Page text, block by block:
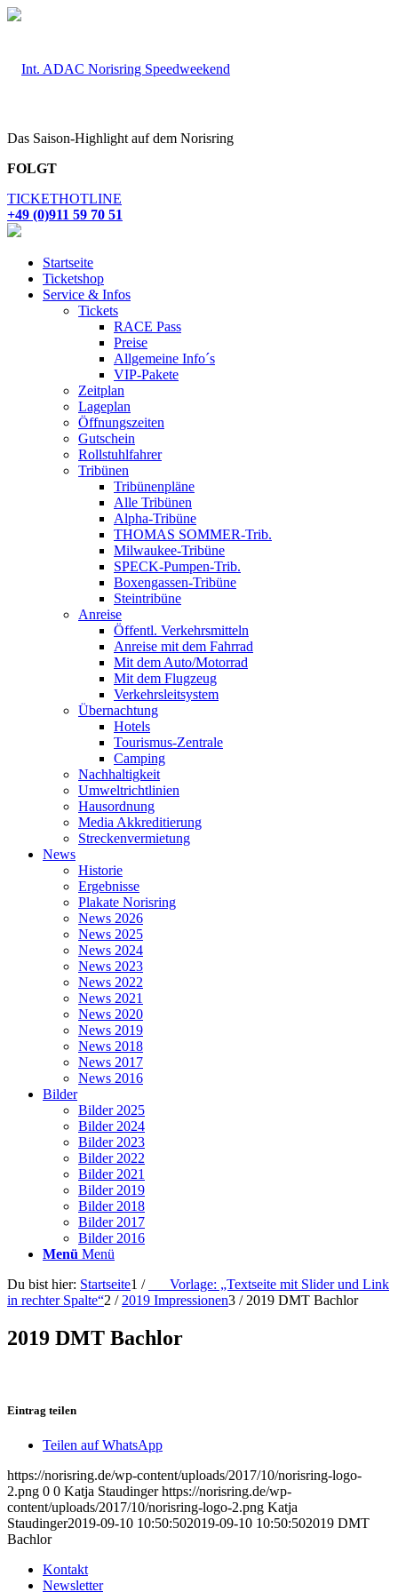
Das Saison-Highlight auf dem Norisring
FOLGT
TICKETHOTLINE
+49 (0)911 59 70 51
Startseite
Ticketshop
Service & Infos
Tickets
RACE Pass
Preise
Allgemeine Info´s
VIP-Pakete
Zeitplan
Lageplan
Öffnungszeiten
Gutschein
Rollstuhlfahrer
Tribünen
Tribünenpläne
Alle Tribünen
Alpha-Tribüne
THOMAS SOMMER-Trib.
Milwaukee-Tribüne
SPECK-Pumpen-Trib.
Boxengassen-Tribüne
Steintribüne
Anreise
Öffentl. Verkehrsmitteln
Anreise mit dem Fahrrad
Mit dem Auto/Motorrad
Mit dem Flugzeug
Verkehrsleitsystem
Übernachtung
Hotels
Tourismus-Zentrale
Camping
Nachhaltigkeit
Umweltrichtlinien
Hausordnung
Media Akkreditierung
Streckenvermietung
News
Historie
Ergebnisse
Plakate Norisring
News 2026
News 2025
News 2024
News 2023
News 2022
News 2021
News 2020
News 2019
News 2018
News 2017
News 2016
Bilder
Bilder 2025
Bilder 2024
Bilder 2023
Bilder 2022
Bilder 2021
Bilder 2019
Bilder 2018
Bilder 2017
Bilder 2016
Menü Menü
Du bist hier: Startseite1 /
___Vorlage: „Textseite mit Slider und Link
in rechter Spalte“2 / 2019 Impressionen3 / 2019 DMT Bachlor
2019 DMT Bachlor
Eintrag teilen
Teilen auf WhatsApp
https://norisring.de/wp-content/uploads/2017/10/norisring-logo-
2.png 0 0 Katja Staudinger https://norisring.de/wp-
content/uploads/2017/10/norisring-logo-2.png Katja
Staudinger2019-09-10 10:50:502019-09-10 10:50:502019 DMT
Bachlor
Kontakt
Newsletter